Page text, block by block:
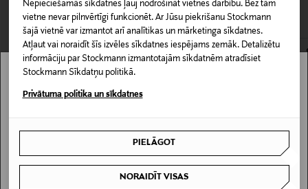
Nepieciešamās sīkdatnes ļauj nodrošināt vietnes darbību. Bez tām
vietne nevar pilnvērtīgi funkcionēt. Ar Jūsu piekrišanu Stockmann
šajā vietnē var izmantot arī analītikas un mārketinga sīkdatnes.
Atļaut vai noraidīt šīs izvēles sīkdatnes iespējams zemāk. Detalizētu
informāciju par Stockmann izmantotajām sīkdatnēm atradīsiet
Stockmann Sīkdatņu politikā.
Privātuma politika un sīkdatnes
PIELĀGOT
NORAIDĪT VISAS
3 g
Produkta tips
Matēts
Kategorija
Ražotājvalsts
nedrīkst atdot atpakaļ aizzīmogotas preces, ja to zīmogs ir
atvērts. Aizzīmogotiem kosmētikas un dabiskiem līdzekļiem,
kas tiek atdoti atpakaļ, ir jābūt to sākotnējā neatvērtajā
iepakojumā.
PREČU ATGRIEŠANAS POLITIKA
CITI KLIENTI SKATĪJĀS ARĪ
Stockmann nav pieejams tavā valstī.